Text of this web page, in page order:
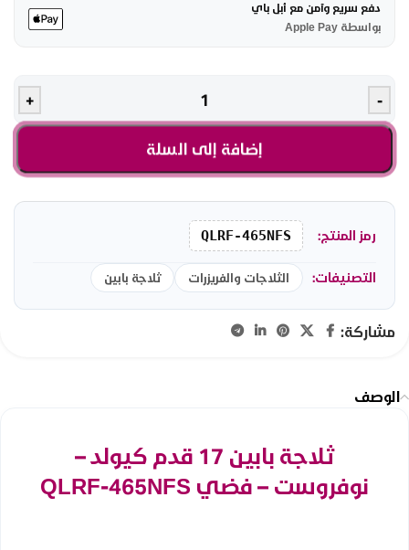
دفع سريع وآمن مع أبل باي
بواسطة Apple Pay
-
+
إضافة إلى السلة
رمز المنتج: QLRF-465NFS
التصنيفات: الثلاجات والفريزرات ثلاجة بابين
مشاركة:
الوصف
ثلاجة بابين 17 قدم كيولد –
نوفروست – فضي QLRF-465NFS